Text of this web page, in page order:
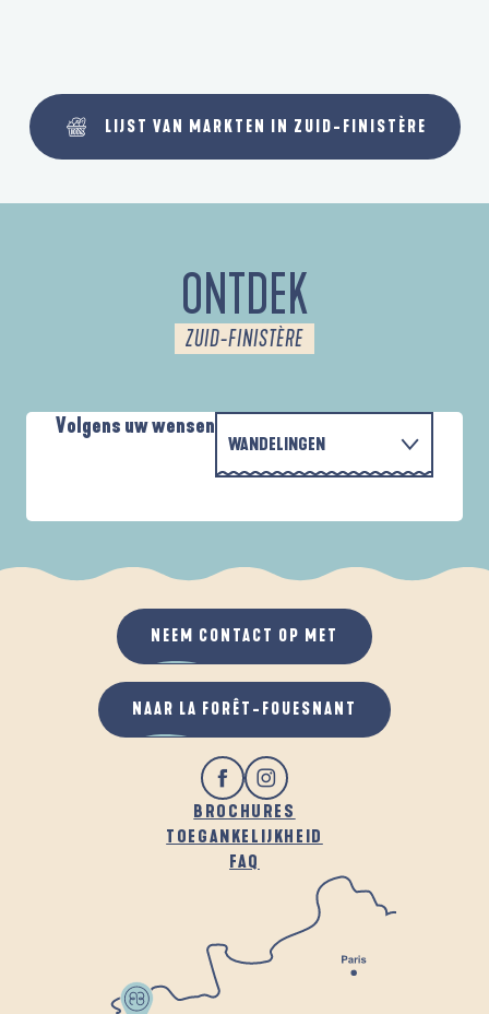
LIJST VAN MARKTEN IN ZUID-FINISTÈRE
ONTDEK
ZUID-FINISTÈRE
Volgens uw wensen
WANDELINGEN
ALS HET REGENT
IN DE FRISSE LUCHT
BROCHURES
TOEGANKELIJKHEID
FAQ
NEEM CONTACT OP MET
NAAR LA FORÊT-FOUESNANT